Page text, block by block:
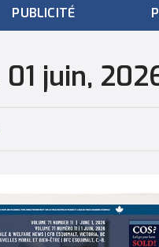
PUBLICITÉ
01 juin,